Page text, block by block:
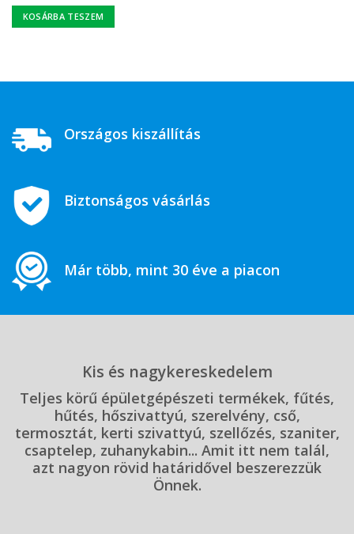
KOSÁRBA TESZEM
Országos kiszállítás
Biztonságos vásárlás
Már több, mint 30 éve a piacon
Kis és nagykereskedelem
Teljes körű épületgépészeti termékek, fűtés,
hűtés, hőszivattyú, szerelvény, cső,
termosztát, kerti szivattyú, szellőzés, szaniter,
csaptelep, zuhanykabin... Amit itt nem talál,
azt nagyon rövid határidővel beszerezzük
Önnek.